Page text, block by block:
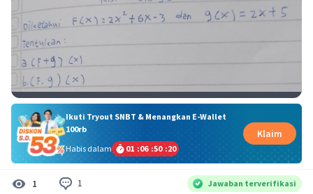
Ikuti Tryout SNBT & Menangkan E-Wallet
100rb
Habis dalam
01 :06 :50 :19
Klaim
1 1 Jawaban terverifikasi